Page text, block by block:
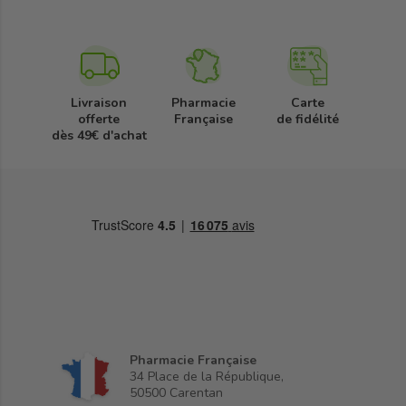
Livraison
offerte
dès 49€ d'achat
Pharmacie
Française
Carte
de fidélité
Pharmacie Française
34 Place de la République,
50500 Carentan